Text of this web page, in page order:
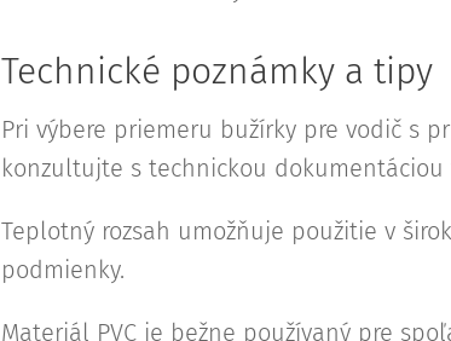
Technické poznámky a tipy
Pri výbere priemeru bužírky pre vodič s
konzultujte s technickou
Teplotný rozsah umožňuje použitie v
podmienky.
Materiál PVC je bežne používaný pre